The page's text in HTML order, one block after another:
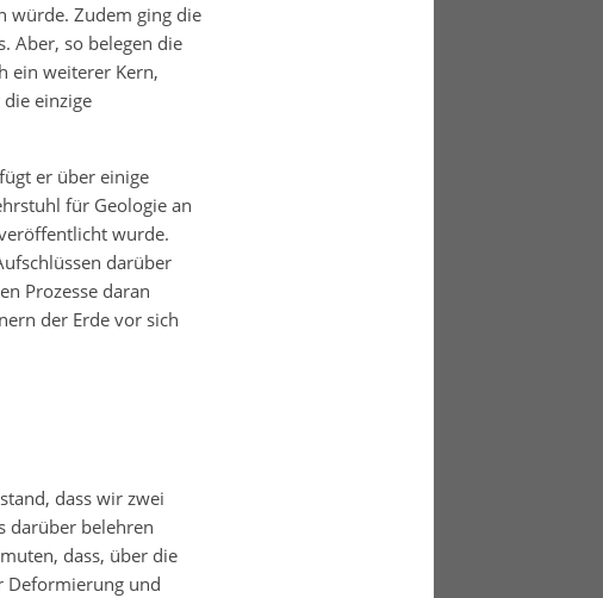
würde. Zudem ging die
Aber, so belegen die
ein weiterer Kern,
einzige
er über einige
für Geologie an
wurde.
darüber
Prozesse daran
der Erde vor sich
dass wir zwei
darüber belehren
dass, über die
Deformierung und